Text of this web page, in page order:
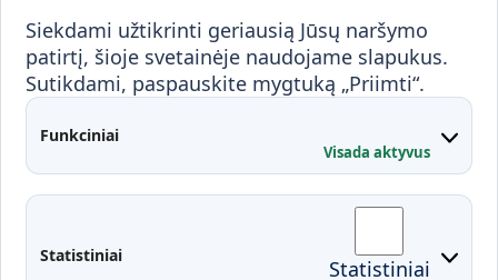
Siekdami užtikrinti geriausią Jūsų naršymo
patirtį, šioje svetainėje naudojame slapukus.
Sutikdami, paspauskite mygtuką „Priimti“.
Funkciniai
Visada aktyvus
Statistiniai Statistiniai
Visuomenei ir verslui
Mokymai ir konsultavimas
Partnerystės
Karjera
Kontaktai
Administracija
Fakultetai
Studentų atstovybė